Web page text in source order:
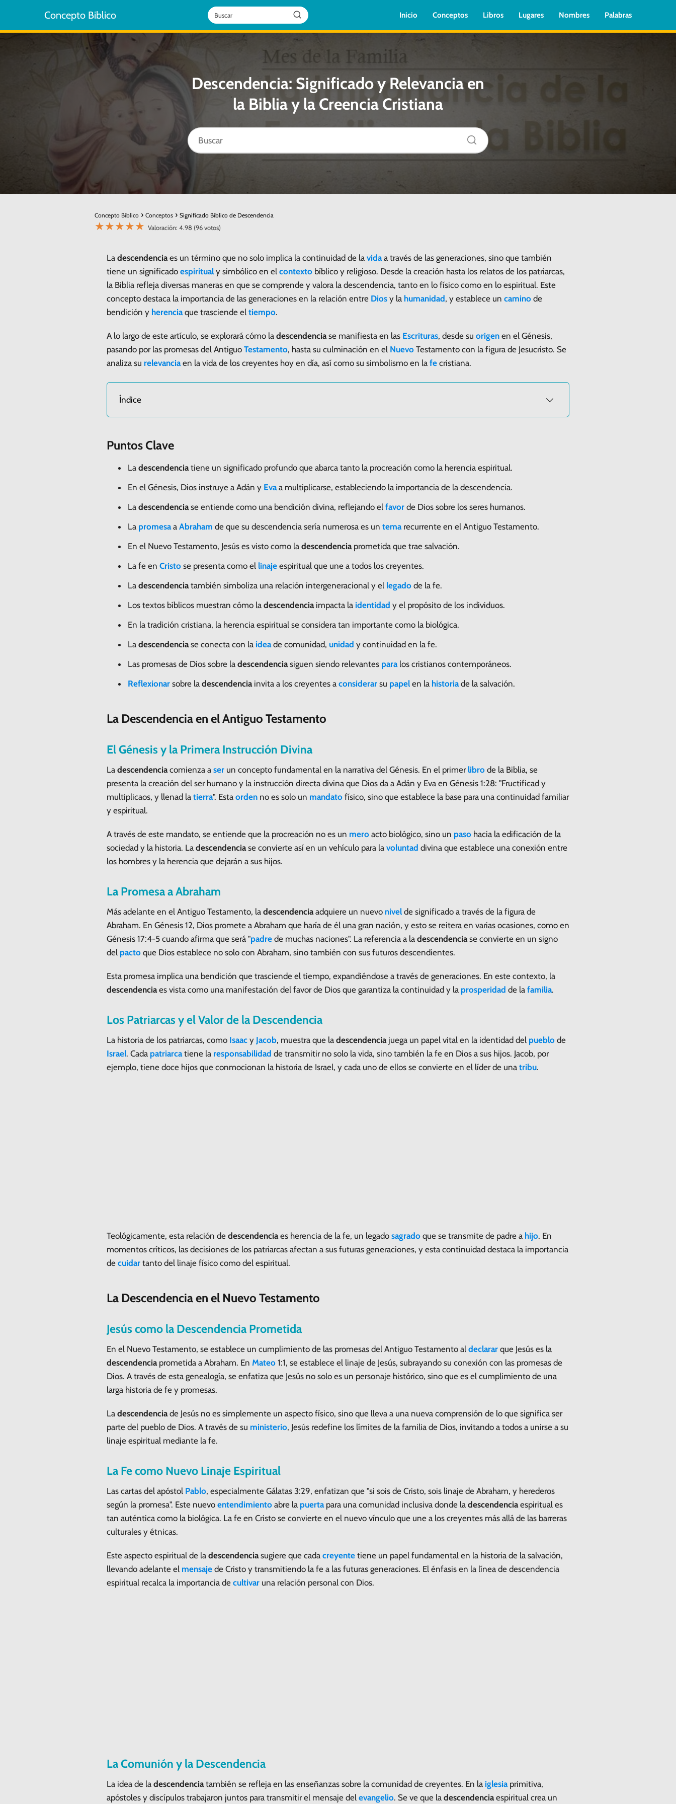
Concepto Biblico Inicio Conceptos Libros Lugares Nombres Palabras
Descendencia: Significado y Relevancia en
la Biblia y la Creencia Cristiana
Concepto Biblico Conceptos Significado Bíblico de Descendencia
★★★★★ Valoración: 4.98 (96 votos)
La descendenciaes un término que no solo implica la continuidad de la vidaa través de las generaciones, sino que también
tiene un significado espiritual y simbólico en el contexto bíblico y religioso. Desde la creación hasta los relatos de los patriarcas,
la Biblia refleja diversas maneras en que se comprende y valora la descendencia, tanto en lo físico como en lo espiritual. Este
concepto destaca la importancia de las generaciones en la relación entre Dios y la humanidad, y establece un camino de
bendición y herenciaque trasciende el tiempo.
A lo largo de este artículo, se explorará cómo la descendenciase manifiesta en las Escrituras, desde su origen en el Génesis,
pasando por las promesas del Antiguo Testamento, hasta su culminación en el Nuevo Testamento con la figura de Jesucristo. Se
analiza su relevanciaen la vida de los creyentes hoy en día, así como su simbolismo en la fe cristiana.
Índice
Puntos Clave
La descendenciatiene un significado profundo que abarca tanto la procreación como la herencia espiritual.
En el Génesis, Dios instruye a Adán y Evaa multiplicarse, estableciendo la importancia de la descendencia.
La descendenciase entiende como una bendición divina, reflejando el favor de Dios sobre los seres humanos.
La promesaa Abraham de que su descendencia sería numerosa es un temarecurrente en el Antiguo Testamento.
En el Nuevo Testamento, Jesús es visto como la descendenciaprometida que trae salvación.
La fe en Cristo se presenta como el linaje espiritual que une a todos los creyentes.
La descendenciatambién simboliza una relación intergeneracional y el legado de la fe.
Los textos bíblicos muestran cómo la descendenciaimpacta la identidad y el propósito de los individuos.
En la tradición cristiana, la herencia espiritual se considera tan importante como la biológica.
La descendenciase conecta con la ideade comunidad, unidad y continuidad en la fe.
Las promesas de Dios sobre la descendenciasiguen siendo relevantes paralos cristianos contemporáneos.
Reflexionar sobre la descendenciainvita a los creyentes a considerar su papel en la historiade la salvación.
La Descendencia en el Antiguo Testamento
El Génesis y la Primera Instrucción Divina
La descendenciacomienza a ser un concepto fundamental en la narrativa del Génesis. En el primer libro de la Biblia, se
presenta la creación del ser humano y la instrucción directa divina que Dios da a Adán y Eva en Génesis 1:28: "Fructificad y
multiplicaos, y llenad la tierra". Esta orden no es solo un mandato físico, sino que establece la base para una continuidad familiar
y espiritual.
A través de este mandato, se entiende que la procreación no es un mero acto biológico, sino un paso hacia la edificación de la
sociedad y la historia. La descendenciase convierte así en un vehículo para la voluntad divina que establece una conexión entre
los hombres y la herencia que dejarán a sus hijos.
La Promesa a Abraham
Más adelante en el Antiguo Testamento, la descendenciaadquiere un nuevo nivel de significado a través de la figura de
Abraham. En Génesis 12, Dios promete a Abraham que haría de él una gran nación, y esto se reitera en varias ocasiones, como en
Génesis 17:4-5 cuando afirma que será "padre de muchas naciones". La referencia a la descendenciase convierte en un signo
del pacto que Dios establece no solo con Abraham, sino también con sus futuros descendientes.
Esta promesa implica una bendición que trasciende el tiempo, expandiéndose a través de generaciones. En este contexto, la
descendenciaes vista como una manifestación del favor de Dios que garantiza la continuidad y la prosperidad de la familia.
Los Patriarcas y el Valor de la Descendencia
La historia de los patriarcas, como Isaac y Jacob, muestra que la descendenciajuega un papel vital en la identidad del pueblo de
Israel. Cada patriarcatiene la responsabilidad de transmitir no solo la vida, sino también la fe en Dios a sus hijos. Jacob, por
ejemplo, tiene doce hijos que conmocionan la historia de Israel, y cada uno de ellos se convierte en el líder de una tribu.
Teológicamente, esta relación de descendenciaes herencia de la fe, un legado sagrado que se transmite de padre a hijo. En
momentos críticos, las decisiones de los patriarcas afectan a sus futuras generaciones, y esta continuidad destaca la importancia
de cuidar tanto del linaje físico como del espiritual.
La Descendencia en el Nuevo Testamento
Jesús como la Descendencia Prometida
En el Nuevo Testamento, se establece un cumplimiento de las promesas del Antiguo Testamento al declarar que Jesús es la
descendenciaprometida a Abraham. En Mateo 1:1, se establece el linaje de Jesús, subrayando su conexión con las promesas de
Dios. A través de esta genealogía, se enfatiza que Jesús no solo es un personaje histórico, sino que es el cumplimiento de una
larga historia de fe y promesas.
La descendenciade Jesús no es simplemente un aspecto físico, sino que lleva a una nueva comprensión de lo que significa ser
parte del pueblo de Dios. A través de su ministerio, Jesús redefine los límites de la familia de Dios, invitando a todos a unirse a su
linaje espiritual mediante la fe.
La Fe como Nuevo Linaje Espiritual
Las cartas del apóstol Pablo, especialmente Gálatas 3:29, enfatizan que "si sois de Cristo, sois linaje de Abraham, y herederos
según la promesa". Este nuevo entendimiento abre la puertapara una comunidad inclusiva donde la descendenciaespiritual es
tan auténtica como la biológica. La fe en Cristo se convierte en el nuevo vínculo que une a los creyentes más allá de las barreras
culturales y étnicas.
Este aspecto espiritual de la descendenciasugiere que cada creyente tiene un papel fundamental en la historia de la salvación,
llevando adelante el mensaje de Cristo y transmitiendo la fe a las futuras generaciones. El énfasis en la línea de descendencia
espiritual recalca la importancia de cultivar una relación personal con Dios.
La Comunión y la Descendencia
La idea de la descendenciatambién se refleja en las enseñanzas sobre la comunidad de creyentes. En la iglesiaprimitiva,
apóstoles y discípulos trabajaron juntos para transmitir el mensaje del evangelio. Se ve que la descendenciaespiritual crea un